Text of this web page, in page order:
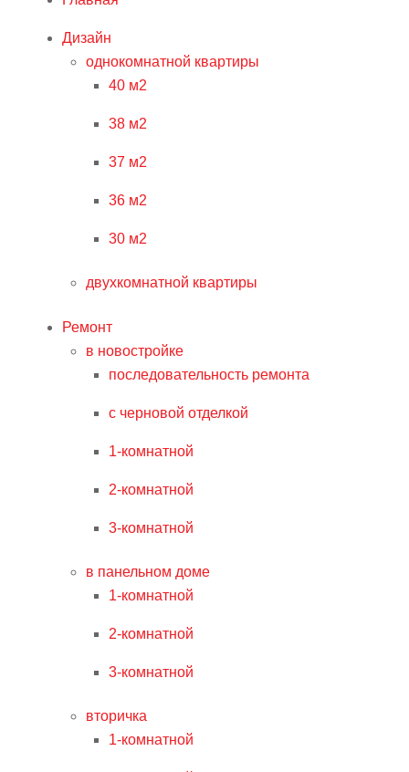
Дизайн
однокомнатной квартиры
40 м2
38 м2
37 м2
36 м2
30 м2
двухкомнатной квартиры
Ремонт
в новостройке
последовательность ремонта
с черновой отделкой
1-комнатной
2-комнатной
3-комнатной
в панельном доме
1-комнатной
2-комнатной
3-комнатной
вторичка
1-комнатной